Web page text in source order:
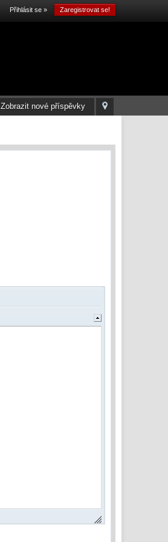
Přihlásit se » Zaregistrovat se!
Zobrazit nové příspěvky